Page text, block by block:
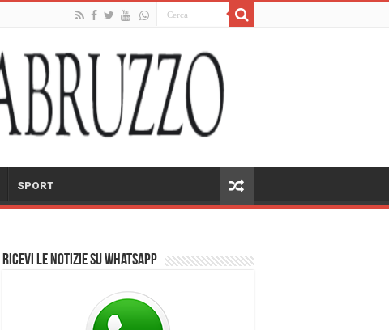
SPORT
Ricevi le notizie su Whatsapp